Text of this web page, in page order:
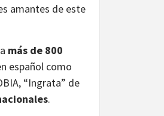
amantes de este
más de 800
español como
“Ingrata” de
.